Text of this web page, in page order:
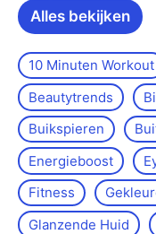
Alles bekijken
10 Minuten Workout
Beautytrends
Buikspieren
Energieboost
Fitness
Glanzende Huid